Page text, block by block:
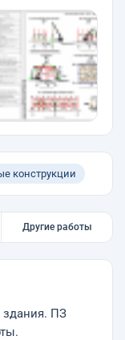
конструкции
Другие работы
здания. ПЗ